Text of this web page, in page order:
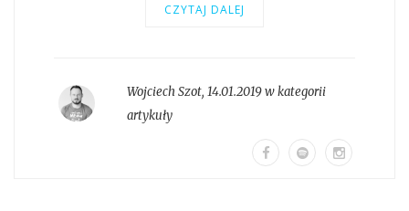
CZYTAJ DALEJ
Wojciech Szot,14.01.2019 w kategorii
artykuły